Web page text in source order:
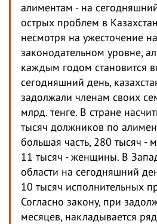
алиментам - на
острых проблем в
несмотря на ужесточение
законодательном уровне,
каждым годом становится
сегодняшний день,
задолжали членам своих
млрд. тенге. В стране
тысяч должников по
большая часть, 280 тысяч
11 тысяч - женщины. В
области на сегодняшний
10 тысяч исполнительных
Согласно закону, при
месяцев, накладывается